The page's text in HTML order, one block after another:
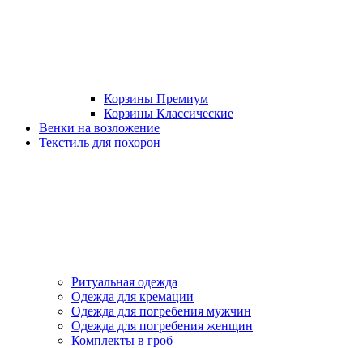
Корзины Премиум
Корзины Классические
Венки на возложение
Текстиль для похорон
Ритуальная одежда
Одежда для кремации
Одежда для погребения мужчин
Одежда для погребения женщин
Комплекты в гроб